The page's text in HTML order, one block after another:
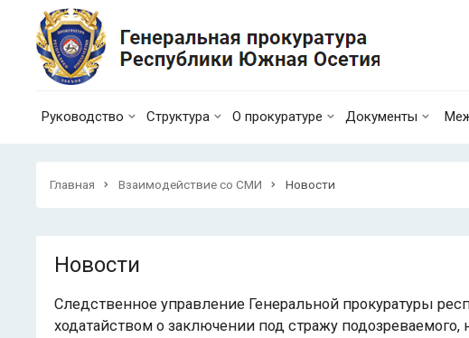
Руководство Структура О прокуратуре Документы
Главная Взаимодействие со СМИ Новости
Новости
Следственное управление Генеральной прокуратуры
ходатайством о заключении под стражу